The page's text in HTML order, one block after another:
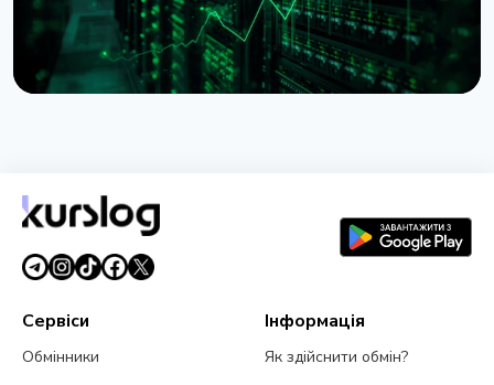
27 липня 2026 р.3 хв читання
Сервіси
Обмінники
Інформація
Як здійснити обмін?